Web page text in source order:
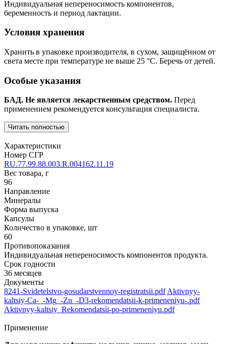
Индивидуальная непереносимость компонентов,
беременность и период лактации.
Условия хранения
Хранить в упаковке производителя, в сухом, защищённом от
света месте при температуре не выше 25 °C. Беречь от детей.
Особые указания
БАД. Не является лекарственным средством. Перед
применением рекомендуется консультация специалиста.
Читать полностью
Характеристики
Номер СГР
RU.77.99.88.003.R.004162.11.19
Вес товара, г
96
Направление
Минералы
Форма выпуска
Капсулы
Количество в упаковке, шт
60
Противопоказания
Индивидуальная непереносимость компонентов продукта.
Срок годности
36 месяцев
Документы
8241-Svidetelstvo-gosudarstvennoy-registratsii.pdfAktivnyy-
kaltsiy-Ca-_-Mg_-Zn_-D3-rekomendatsii-k-primeneniyu-.pdf
Aktivnyy-kaltsiy_Rekomendatsii-po-primeneniyu.pdf
Применение